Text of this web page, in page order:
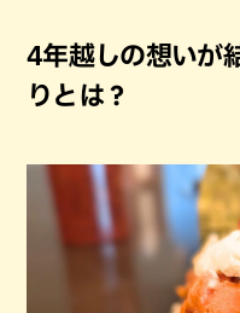
4年越しの想いが
りとは？